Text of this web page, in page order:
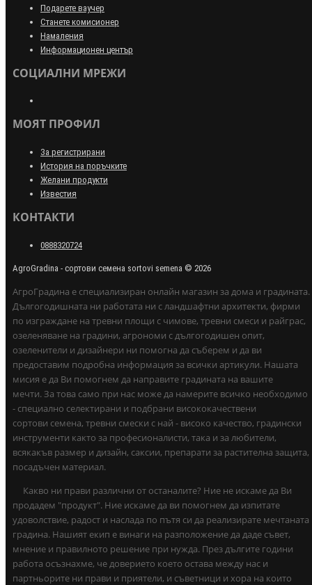
Подарете ваучер
Станете комисионер
Намаления
Информационен център
СОЦИАЛНИ МРЕЖИ
МОЯТ ПРОФИЛ
За регистрирани
История на поръчките
Желани продукти
Известия
КОНТАКТИ
0888320724
AgroGradina - сортови семена sortovi semena © 2026
АгроГрадина е специализиран онлайн магазин за дома и градината.
Дългогодишната ни работата ни с ландшафтни архитекти, фирми
по изграждане на тревни площи с чимове, тревни смеси и райграс,
озеленяване на градини, агрономи с дългогодишен опит,
озеленители и дизайнери ни помогна да съберем и да ви
предоставим подробна информация за всички артикули. Нашата
мисия е да Ви помогнем да направите градината на вашите
мечти. За това само при нас може да намерите всичко необходимо
- специално селектирани и подбрани висококачествени
сортови семена, тревни смески с най - високо качество, градински
инструменти както за професионалисти, така и за любители,
всякакъв размер и дизайн, саксии, препарати за растителна защита,
посадъчен материал.
Какво ни прави различни от останалите? Ние не искаме да Ви
продадем "продукт". Ние искаме да ви помогнем да изпитате
удоволствие, радост и наслада по пътя си да реализирате мечтаната
градина. Нашият екип е винаги на разположение да даде съвет,
мнение и правилното решение при нужда. През дългите години
работа осъзнахме, че доверието което остава между нас и
партньорите ни прави и приятели, и съветници и хора на които